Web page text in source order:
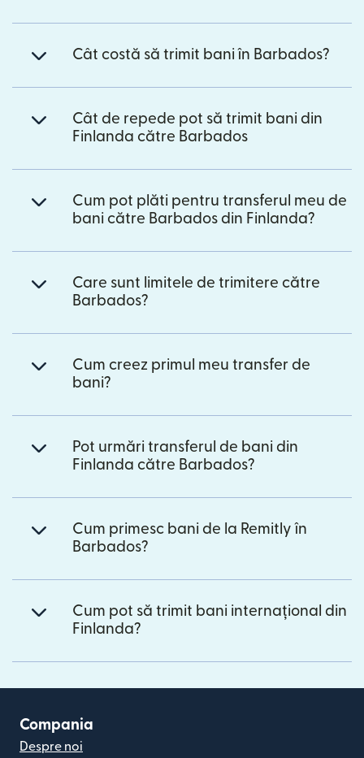
Cât costă să trimit bani în Barbados?
Cât de repede pot să trimit bani din
Finlanda către Barbados
Cum pot plăti pentru transferul meu de
bani către Barbados din Finlanda?
Care sunt limitele de trimitere către
Barbados?
Cum creez primul meu transfer de
bani?
Pot urmări transferul de bani din
Finlanda către Barbados?
Cum primesc bani de la Remitly în
Barbados?
Cum pot să trimit bani internațional din
Finlanda?
Compania
Despre noi